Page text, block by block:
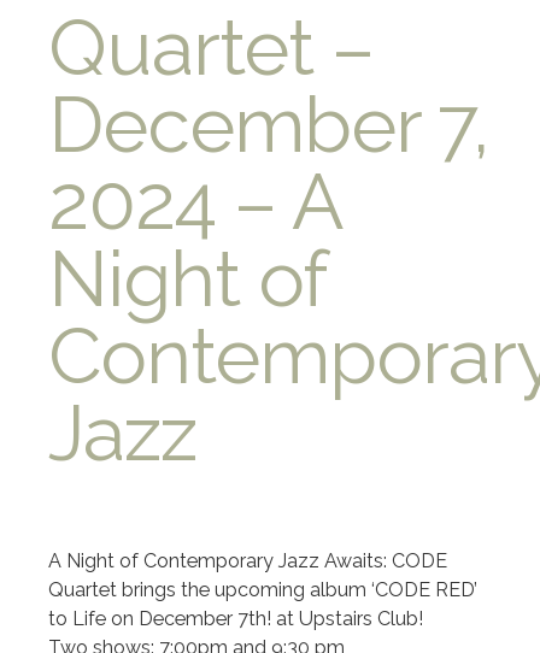
Quartet –
December 7,
2024 – A
Night of
Jazz
A Night of Contemporary Jazz Awaits: CODE
Quartet brings the upcoming album ‘CODE RED’
to Life on December 7th! at Upstairs Club!
Two shows: 7:00pm and 9:30 pm